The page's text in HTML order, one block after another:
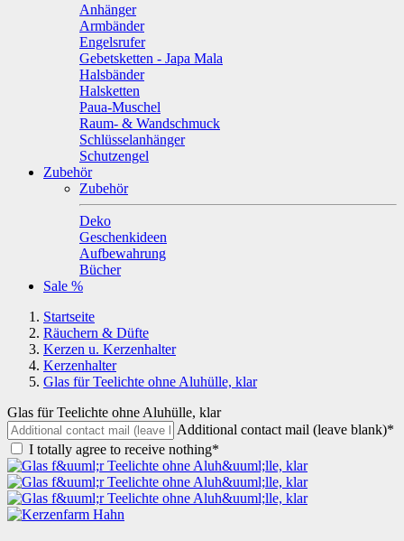
Anhänger
Armbänder
Engelsrufer
Gebetsketten - Japa Mala
Halsbänder
Halsketten
Paua-Muschel
Raum- & Wandschmuck
Schlüsselanhänger
Schutzengel
Zubehör
Zubehör
Deko
Geschenkideen
Aufbewahrung
Bücher
Sale %
Startseite
Räuchern & Düfte
Kerzen u. Kerzenhalter
Kerzenhalter
Glas für Teelichte ohne Aluhülle, klar
Glas für Teelichte ohne Aluhülle, klar
Additional contact mail (leave blank)*
I totally agree to receive nothing*